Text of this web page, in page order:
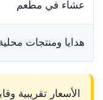
عشاء في مطعم
هدايا ومنتجات
الأسعار تقريبية